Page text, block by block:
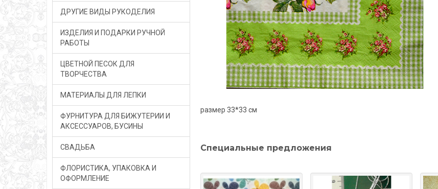
ДРУГИЕ ВИДЫ РУКОДЕЛИЯ
ИЗДЕЛИЯ И ПОДАРКИ РУЧНОЙ
РАБОТЫ
ЦВЕТНОЙ ПЕСОК ДЛЯ
ТВОРЧЕСТВА
МАТЕРИАЛЫ ДЛЯ ЛЕПКИ
ФУРНИТУРА ДЛЯ БИЖУТЕРИИ И
АКСЕССУАРОВ, БУСИНЫ
СВАДЬБА
ФЛОРИСТИКА, УПАКОВКА И
ОФОРМЛЕНИЕ
размер 33*33 см
Специальные предложения